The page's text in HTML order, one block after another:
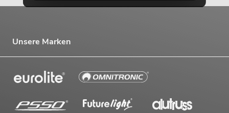
EUROLITE Set LED KLS-902 + M-4
No. 20000817Artikel nicht mehr verfügbar
Unsere Marken